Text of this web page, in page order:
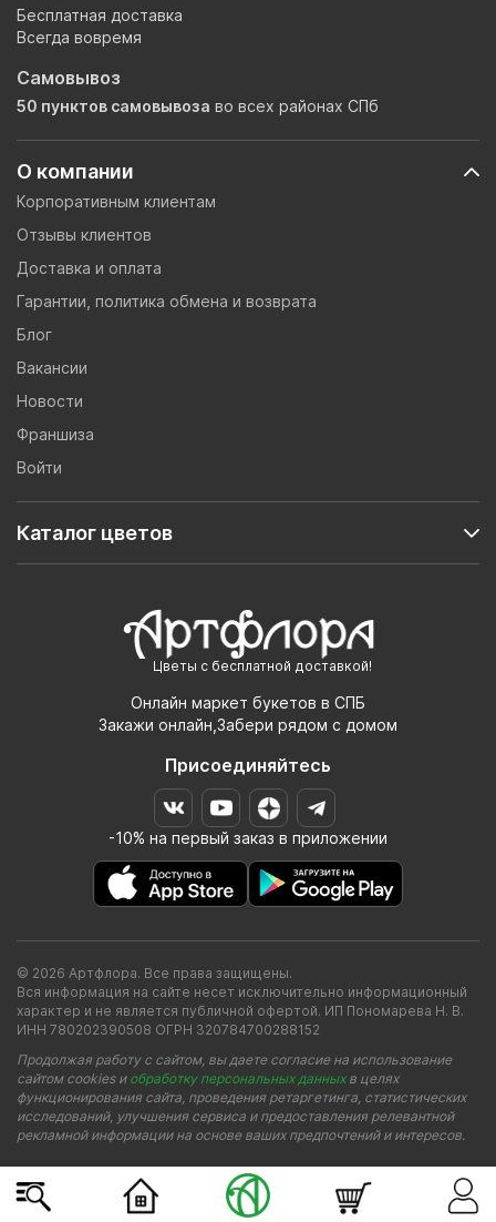
Цветы с бесплатной доставкой!
Онлайн маркет букетов в СПБ
Закажи онлайн,Забери рядом с домом
Присоединяйтесь
-10% на первый заказ в приложении
О компании
Корпоративным клиентам
Отзывы клиентов
Доставка и оплата
Гарантии, политика обмена и возврата
Блог
Вакансии
Новости
Франшиза
Войти
Каталог цветов
Бесплатная доставка
Всегда вовремя
Самовывоз
50 пунктов самовывоза во всех районах СПб
© 2026 Артфлора. Все права защищены.
Вся информация на сайте несет исключительно информационный
характер и не является публичной офертой. ИП Пономарева Н. В.
ИНН 780202390508 ОГРН 320784700288152
Продолжая работу с сайтом, вы даете согласие на использование
сайтом cookies и обработку персональных данныхв целях
функционирования сайта, проведения ретаргетинга, статистических
исследований, улучшения сервиса и предоставления релевантной
рекламной информации на основе ваших предпочтений и интересов.